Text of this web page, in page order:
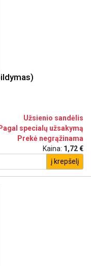
Užsienio sandėlis
Pagal specialų užsakymą
Prekė negrąžinama
Kaina: 1,72 €
į krepšelį